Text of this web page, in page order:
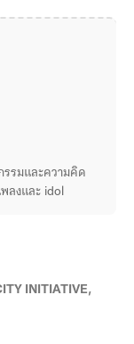
รรมและความคิด
พลงและ idol
INITIATIVE